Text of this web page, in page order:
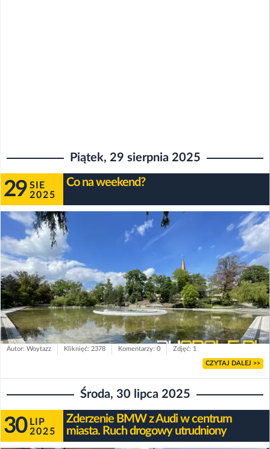
Piątek, 29 sierpnia 2025
29 SIE
2025
Co na weekend?
Autor: Woytazz Kliknięć: 2378 Komentarzy: 0 Zdjęć: 1
CZYTAJ DALEJ >>
Środa, 30 lipca 2025
30 LIP
2025
Zderzenie BMW z Audi w centrum
miasta. Ruch drogowy utrudniony